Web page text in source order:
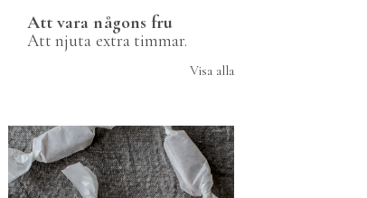
Att vara någons fru
Att njuta extra timmar.
Visa alla